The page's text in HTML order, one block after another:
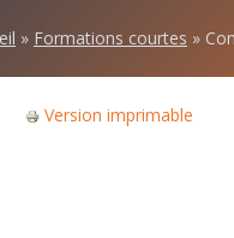
» Formations courtes »
Version imprimable